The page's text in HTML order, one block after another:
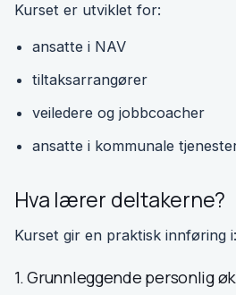
Kurset er utviklet for:
ansatte i NAV
tiltaksarrangører
veiledere og jobbcoacher
ansatte i kommunale
Hva lærer deltakerne?
Kurset gir en praktisk innføring i:
1. Grunnleggende personlig